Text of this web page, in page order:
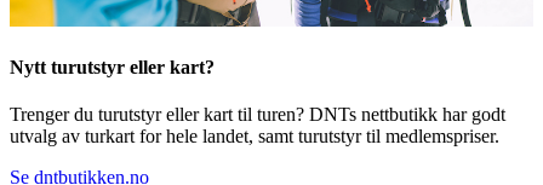
Nytt turutstyr eller kart?
Trenger du turutstyr eller kart til turen? DNTs nettbutikk har godt
utvalg av turkart for hele landet, samt turutstyr til medlemspriser.
Se dntbutikken.no